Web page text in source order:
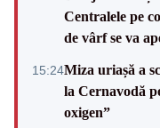
Centralele pe
de vârf se va
15:24Miza uriașă a
la Cernavodă
oxigen”